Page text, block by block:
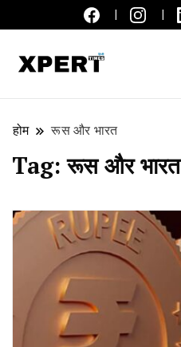
होम रूस और भारत
Tag:रूस और भारत